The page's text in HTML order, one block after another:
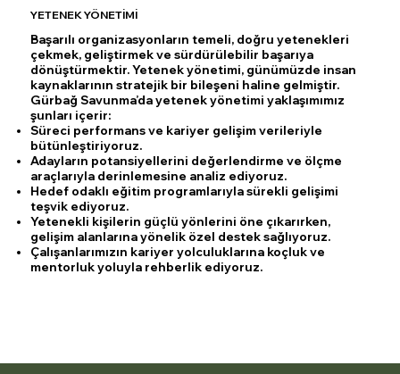
YETENEK YÖNETİMİ
Başarılı organizasyonların temeli, doğru yetenekleri
çekmek, geliştirmek ve sürdürülebilir başarıya
dönüştürmektir. Yetenek yönetimi, günümüzde insan
kaynaklarının stratejik bir bileşeni haline gelmiştir.
Gürbağ Savunma’da yetenek yönetimi yaklaşımımız
şunları içerir:
Süreci performans ve kariyer gelişim verileriyle
bütünleştiriyoruz.
Adayların potansiyellerini değerlendirme ve ölçme
araçlarıyla derinlemesine analiz ediyoruz.
Hedef odaklı eğitim programlarıyla sürekli gelişimi
teşvik ediyoruz.
Yetenekli kişilerin güçlü yönlerini öne çıkarırken,
gelişim alanlarına yönelik özel destek sağlıyoruz.
Çalışanlarımızın kariyer yolculuklarına koçluk ve
mentorluk yoluyla rehberlik ediyoruz.